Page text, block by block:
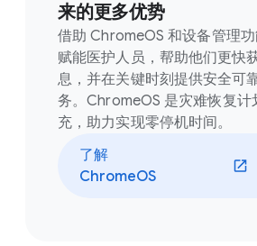
来的更多优势
借助 ChromeOS 和设备管理
赋能医护人员，帮助他们更快
息，并在关键时刻提供安全可
务。ChromeOS 是灾难恢复计
充，助力实现零停机时间。
了解
ChromeOS